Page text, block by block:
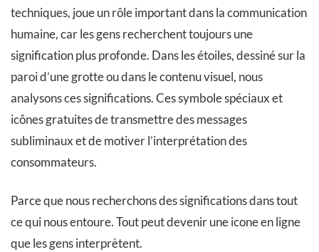
techniques, joue un rôle important dans la communication
humaine, car les gens recherchent toujours une
signification plus profonde. Dans les étoiles, dessiné sur la
paroi d’une grotte ou dans le contenu visuel, nous
analysons ces significations. Ces symbole spéciaux et
icônes gratuites de transmettre des messages
subliminaux et de motiver l’interprétation des
consommateurs.
Parce que nous recherchons des significations dans tout
ce qui nous entoure. Tout peut devenir une icone en ligne
que les gens interprètent.